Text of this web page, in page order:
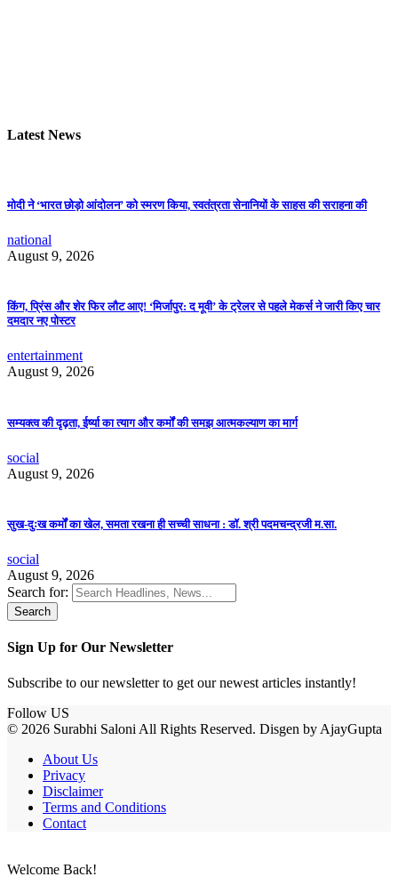
Latest News
मोदी ने ‘भारत छोड़ो आंदोलन’ को स्मरण किया, स्वतंत्रता सेनानियों के साहस की सराहना की
national
August 9, 2026
किंग, प्रिंस और शेर फिर लौट आए! ‘मिर्जापुर: द मूवी’ के ट्रेलर से पहले मेकर्स ने जारी किए चार
दमदार नए पोस्टर
entertainment
August 9, 2026
सम्यक्त्व की दृढ़ता, ईर्ष्या का त्याग और कर्मों की समझ आत्मकल्याण का मार्ग
social
August 9, 2026
सुख-दुःख कर्मों का खेल, समता रखना ही सच्ची साधना : डॉ. श्री पदमचन्द्रजी म.सा.
social
August 9, 2026
Search for:
Sign Up for Our Newsletter
Subscribe to our newsletter to get our newest articles instantly!
Follow US
© 2026 Surabhi Saloni All Rights Reserved. Disgen by AjayGupta
About Us
Privacy
Disclaimer
Terms and Conditions
Contact
Welcome Back!